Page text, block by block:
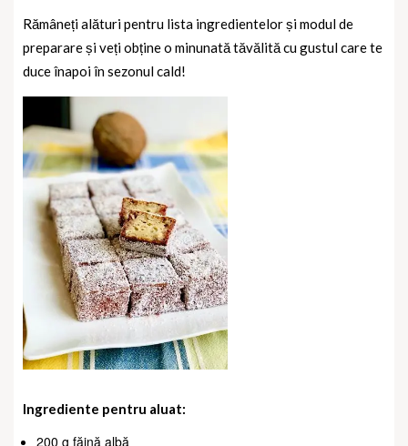
Rămâneți alături pentru lista ingredientelor și modul de
preparare și veți obține o minunată tăvălită cu gustul care te
duce înapoi în sezonul cald!
Ingrediente pentru aluat:
200 g făină albă